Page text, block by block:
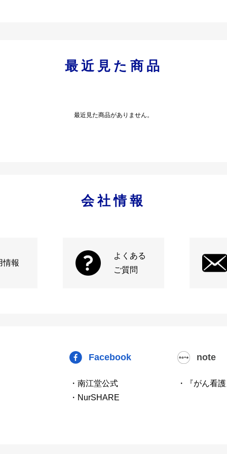
最近見た商品
最近見た商品がありません。
会社情報
情報
よくある
ご質問
Facebook
・南江堂公式
・NurSHARE
note
・『がん看